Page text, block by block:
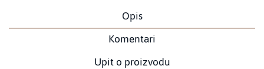
Opis
Komentari
Upit o proizvodu